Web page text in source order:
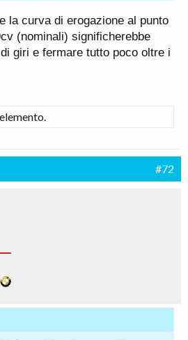
esprimere la medesima coppia
avere due potenze diverse.
la curva di erogazione al punto
(nominali) significherebbe
giri e fermare tutto poco oltre i
#72